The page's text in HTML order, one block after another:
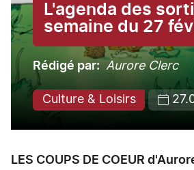
L'agenda des
semaine du 27
Rédigé par Aurore Clerc
Culture & Loisirs
LES COUPS DE COEUR